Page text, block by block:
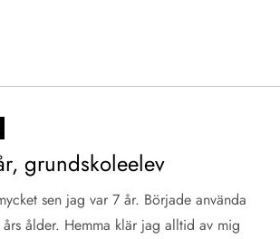
grundskoleelev
sen jag var 7 år. Började använda
ålder. Hemma klär jag alltid av mig